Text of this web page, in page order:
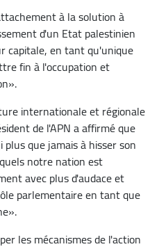
à la solution à
d'un Etat palestinien
capitale, en tant qu'unique
fin à l'occupation et
internationale et régionale
de l'APN a affirmé que
que jamais à hisser son
notre nation est
avec plus d'audace et
parlementaire en tant que
les mécanismes de l'action